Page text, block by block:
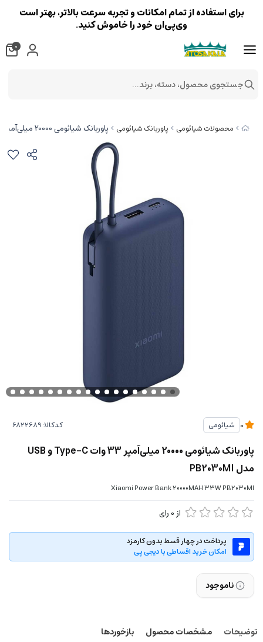
محصولات شیائومی پاوربانک شیائومی پاوربانک شیائومی 20000 میلی‌آمپر 33 وات Type-C و USB مدل PB2030MI
شیائومی کدکالا:
پاوربانک شیائومی 20000 میلی‌آمپر 33 وات Type-C و USB
مدل PB2030MI
Xiaomi Power Bank 20000MAH 33W PB2030MI
از 0 رای
پرداخت در چهار قسط بدون کارمزد
امکان خرید اقساطی با دیجی پی
ناموجود
توضیحات مشخصات محصول بازخوردها
برای استفاده از تمام امکانات و تجربه سرعت بالاتر، بهتر است
وی‌پی‌ان خود را خاموش کنید.
0
جستجوی محصول، دسته، برند...